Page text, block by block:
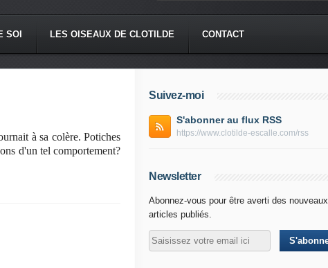
SOI LES OISEAUX DE CLOTILDE CONTACT
à sa colère. Potiches
d'un tel comportement?
Suivez-moi
S'abonner au flux RSS
https://www.clotilde-escalle.com/rss
Newsletter
Abonnez-vous pour être averti des nouveaux
articles publiés.